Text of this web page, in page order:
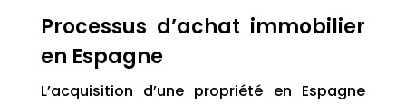
Processus d’achat immobilier
en Espagne
L’acquisition d’une propriété en Espagne